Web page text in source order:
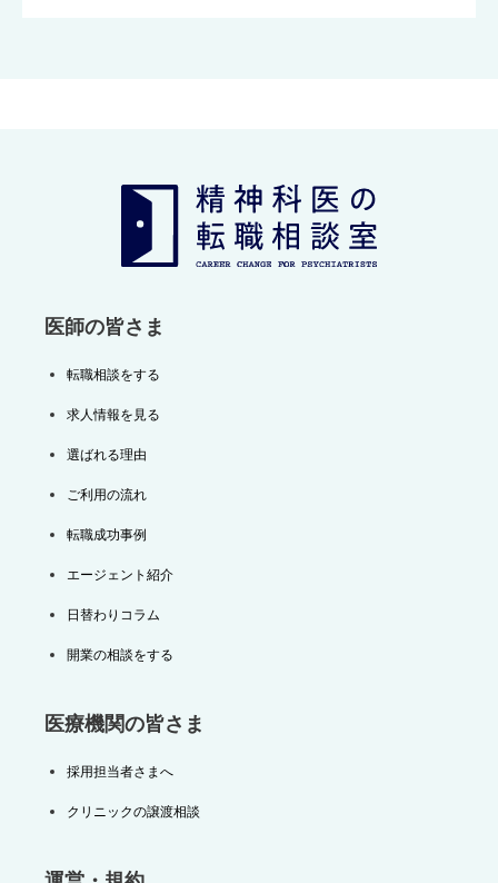
医師の皆さま
転職相談をする
求人情報を見る
選ばれる理由
ご利用の流れ
転職成功事例
エージェント紹介
日替わりコラム
開業の相談をする
医療機関の皆さま
採用担当者さまへ
クリニックの譲渡相談